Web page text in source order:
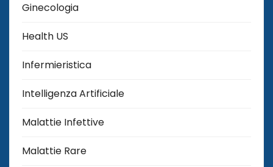
Ginecologia
Health US
Infermieristica
Intelligenza Artificiale
Malattie Infettive
Malattie Rare